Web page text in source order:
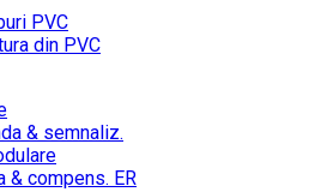
PVC
din PVC
& semnaliz.
& compens. ER